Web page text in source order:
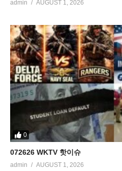
admin AUGUST 1, 2026
0
072626 WKTV 핫이슈
admin AUGUST 1, 2026